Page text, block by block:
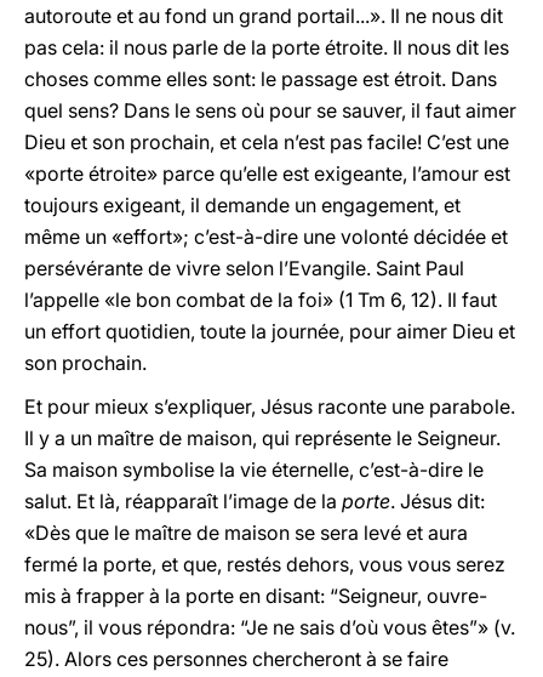
autoroute et au fond un grand portail...». Il ne nous dit
pas cela: il nous parle de la porte étroite. Il nous dit les
choses comme elles sont: le passage est étroit. Dans
quel sens? Dans le sens où pour se sauver, il faut aimer
Dieu et son prochain, et cela n’est pas facile! C’est une
«porte étroite» parce qu’elle est exigeante, l’amour est
toujours exigeant, il demande un engagement, et
même un «effort»; c’est-à-dire une volonté décidée et
persévérante de vivre selon l’Evangile. Saint Paul
l’appelle «le bon combat de la foi» (1 Tm 6, 12). Il faut
un effort quotidien, toute la journée, pour aimer Dieu et
son prochain.
Et pour mieux s’expliquer, Jésus raconte une parabole.
Il y a un maître de maison, qui représente le Seigneur.
Sa maison symbolise la vie éternelle, c’est-à-dire le
salut. Et là, réapparaît l’image de la porte. Jésus dit:
«Dès que le maître de maison se sera levé et aura
fermé la porte, et que, restés dehors, vous vous serez
mis à frapper à la porte en disant: “Seigneur, ouvre-
nous”, il vous répondra: “Je ne sais d’où vous êtes”» (v.
25). Alors ces personnes chercheront à se faire